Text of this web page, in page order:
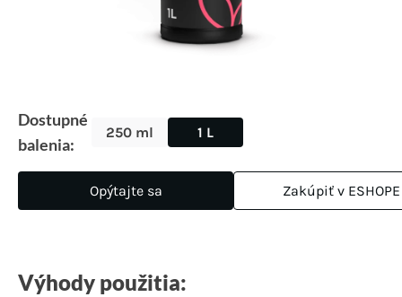
Dostupné
balenia:
250 ml 1 L
Opýtajte sa Zakúpiť v ESHOPE
Výhody použitia: